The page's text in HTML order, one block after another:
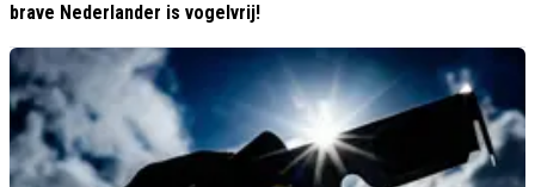
brave Nederlander is vogelvrij!